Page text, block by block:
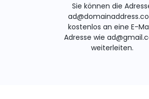
Sie können die
kostenlos an eine E-
Adresse wie
weiterleiten.